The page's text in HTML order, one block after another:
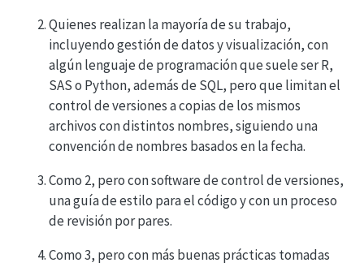
Quienes realizan la mayoría de su trabajo,
incluyendo gestión de datos y visualización, con
algún lenguaje de programación que suele ser R,
SAS o Python, además de SQL, pero que limitan el
control de versiones a copias de los mismos
archivos con distintos nombres, siguiendo una
convención de nombres basados en la fecha.
Como 2, pero con software de control de versiones,
una guía de estilo para el código y con un proceso
de revisión por pares.
Como 3, pero con más buenas prácticas tomadas